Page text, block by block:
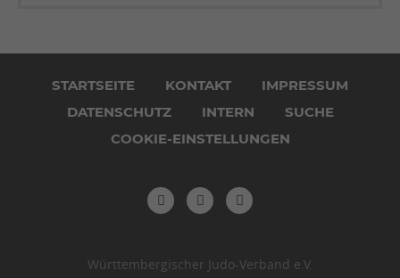
überspringen
STARTSEITE KONTAKT
IMPRESSUM
DATENSCHUTZ
INTERN
SUCHE
COOKIE-EINSTELLUNGEN
Württembergischer Judo-Verband e.V.